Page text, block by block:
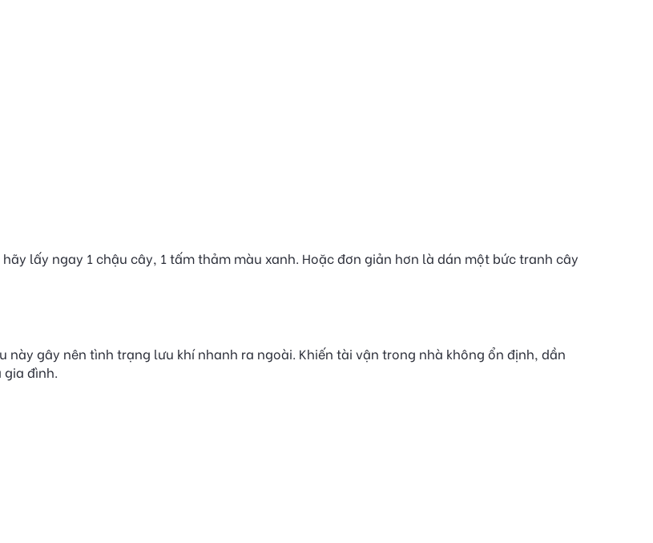
lấy ngay 1 chậu cây, 1 tấm thảm màu xanh. Hoặc đơn giản hơn là dán một bức tranh cây
gây nên tình trạng lưu khí nhanh ra ngoài. Khiến tài vận trong nhà không ổn định, dần
đình.